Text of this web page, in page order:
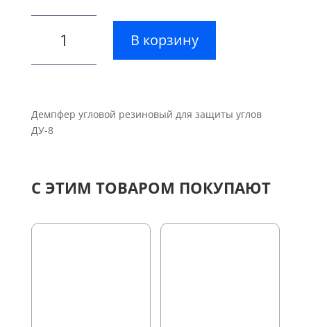
товара
углов
ДУ-8
В корзину
Демпфер угловой резиновый для защиты углов
ДУ-8
С ЭТИМ ТОВАРОМ ПОКУПАЮТ